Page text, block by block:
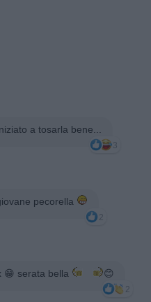
a tosarla bene...
3
pecorella
2
😁 serata bella 😊
2